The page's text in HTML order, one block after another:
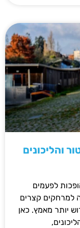
והליכונים
לפעמים
למרחקים קצרים
יותר מאמץ. כאן